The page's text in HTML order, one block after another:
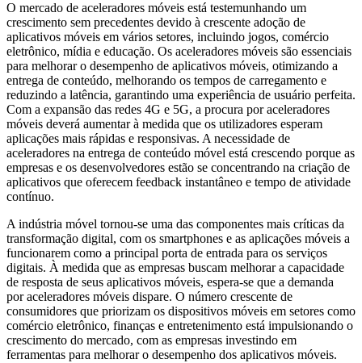
O mercado de aceleradores móveis está testemunhando um
crescimento sem precedentes devido à crescente adoção de
aplicativos móveis em vários setores, incluindo jogos, comércio
eletrônico, mídia e educação. Os aceleradores móveis são essenciais
para melhorar o desempenho de aplicativos móveis, otimizando a
entrega de conteúdo, melhorando os tempos de carregamento e
reduzindo a latência, garantindo uma experiência de usuário perfeita.
Com a expansão das redes 4G e 5G, a procura por aceleradores
móveis deverá aumentar à medida que os utilizadores esperam
aplicações mais rápidas e responsivas. A necessidade de
aceleradores na entrega de conteúdo móvel está crescendo porque as
empresas e os desenvolvedores estão se concentrando na criação de
aplicativos que oferecem feedback instantâneo e tempo de atividade
contínuo.
A indústria móvel tornou-se uma das componentes mais críticas da
transformação digital, com os smartphones e as aplicações móveis a
funcionarem como a principal porta de entrada para os serviços
digitais. À medida que as empresas buscam melhorar a capacidade
de resposta de seus aplicativos móveis, espera-se que a demanda
por aceleradores móveis dispare. O número crescente de
consumidores que priorizam os dispositivos móveis em setores como
comércio eletrônico, finanças e entretenimento está impulsionando o
crescimento do mercado, com as empresas investindo em
ferramentas para melhorar o desempenho dos aplicativos móveis.